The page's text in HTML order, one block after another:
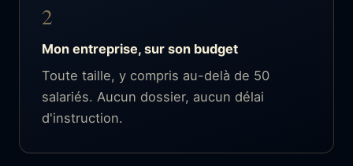
2
Mon entreprise, sur son budget
Toute taille, y compris au-delà de 50
salariés. Aucun dossier, aucun délai
d'instruction.